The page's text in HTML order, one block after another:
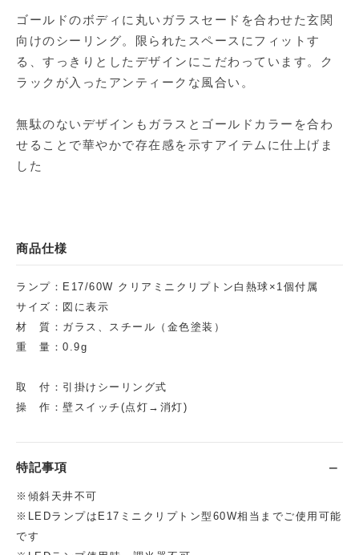
ゴールドのボディに丸いガラスセードを合わせた玄関
向けのシーリング。限られたスペースにフィットす
る、すっきりとしたデザインにこだわっています。ク
ラックが入ったアンティークな風合い。
無駄のないデザインもガラスとゴールドカラーを合わ
せることで華やかで存在感を示すアイテムに仕上げま
した
商品仕様
ランプ：E17/60W クリアミニクリプトン白熱球×1個付属
サイズ：図に表示
材 質：ガラス、スチール（金色塗装）
重 量：0.9g
取 付：引掛けシーリング式
操 作：壁スイッチ(点灯→消灯)
特記事項
※傾斜天井不可
※LEDランプはE17ミニクリプトン型60W相当までご使用可能
です